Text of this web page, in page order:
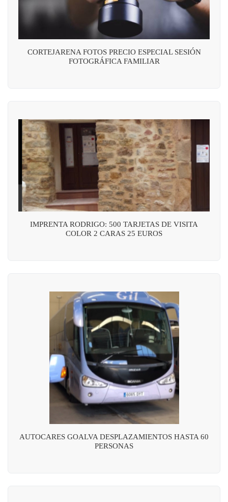
CORTEJARENA FOTOS PRECIO ESPECIAL SESIÓN
FOTOGRÁFICA FAMILIAR
IMPRENTA RODRIGO: 500 TARJETAS DE VISITA
COLOR 2 CARAS 25 EUROS
AUTOCARES GOALVA DESPLAZAMIENTOS HASTA 60
PERSONAS